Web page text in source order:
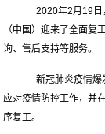
2020年2月19日
（中国）迎来了全面
询、售后支持等服务。
新冠肺炎疫情爆
应对疫情防控工作，并
序复工。